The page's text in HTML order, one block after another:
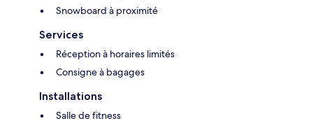
Snowboard à proximité
Services
Réception à horaires limités
Consigne à bagages
Installations
Salle de fitness